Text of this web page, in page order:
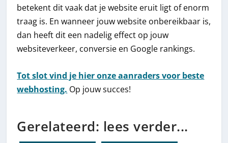
betekent dit vaak dat je website eruit ligt of enorm
traag is. En wanneer jouw website onbereikbaar is,
dan heeft dit een nadelig effect op jouw
websiteverkeer, conversie en Google rankings.
Tot slot vind je hier onze aanraders voor beste
webhosting. Op jouw succes!
Gerelateerd: lees verder...